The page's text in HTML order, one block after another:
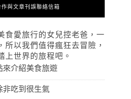
作與文章刊誤聯絡信箱
食愛旅行的女兒控老爸，一
所以我們值得瘋狂去冒險，
上世界的旅程吧。
來介紹美食旅遊
非吃到很生氣